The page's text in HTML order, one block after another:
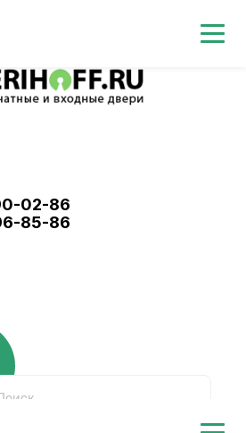
02-86
85-86